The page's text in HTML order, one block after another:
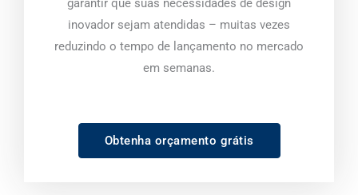
garantir que suas necessidades de design
inovador sejam atendidas – muitas vezes
reduzindo o tempo de lançamento no mercado
em semanas.
Obtenha orçamento grátis